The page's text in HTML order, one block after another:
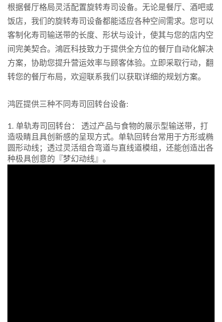
根据餐厅格局灵活配置旋转寿司设备。无论是餐厅、酒吧或
饭店，我们的旋转寿司设备都能适应各种空间需求。您可以
客制化寿司输送带的长度、形状与设计，使其与您的店内空
间完美契合。鴻匠科技致力于提供全方位的餐厅自动化解决
方案，协助您提升营运效率与顾客体验。立即采取行动，翻
转您的餐厅布局，欢迎联系我们以获取详细的规划方案。
鸿匠提供三种不同寿司回转台设备:
1. 单轨寿司回转台： 透过产品与食物的展示型输送带，打
造吸睛且具创新感的呈现方式。单轨回转台常用于方形或椭
圆形动线；透过灵活组合弯道与直线道模组，还能创造出各
种极具创意的『梦幻动线』。